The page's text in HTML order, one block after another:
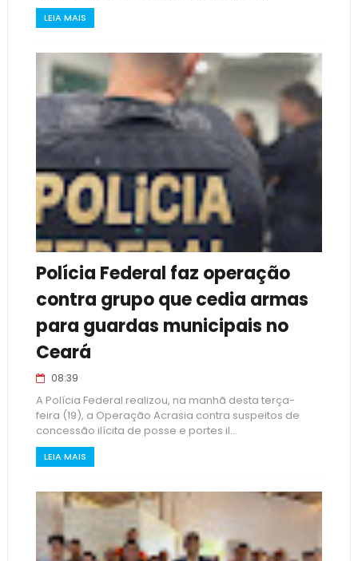
LEIA MAIS
Polícia Federal faz operação
contra grupo que cedia armas
para guardas municipais no
Ceará
08:39
A Polícia Federal realizou, na manhã desta terça-
feira (19), a Operação Acrasia contra suspeitos de
concessão ilícita de posse e portes il...
LEIA MAIS